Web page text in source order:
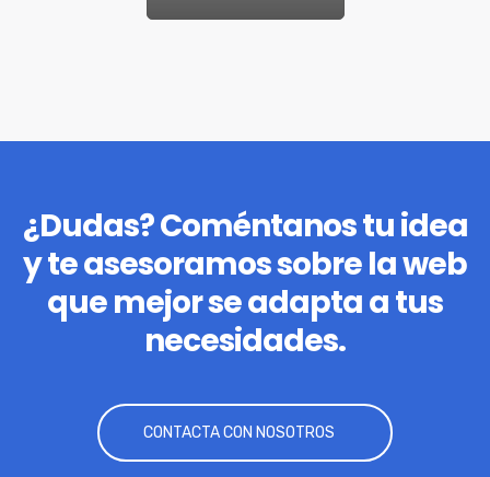
¿Dudas? Coméntanos tu idea
y te asesoramos sobre la web
que mejor se adapta a tus
necesidades.
CONTACTA CON NOSOTROS